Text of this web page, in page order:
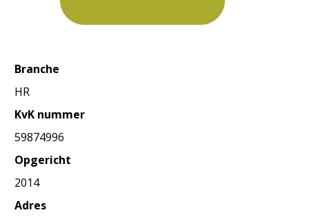
Branche
HR
KvK nummer
59874996
Opgericht
2014
Adres